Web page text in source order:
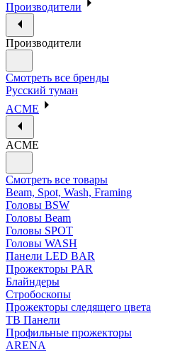
Производители
Производители
Смотреть все бренды
Русский туман
ACME
ACME
Смотреть все товары
Beam, Spot, Wash, Framing
Головы BSW
Головы Beam
Головы SPOT
Головы WASH
Панели LED BAR
Прожекторы PAR
Блайндеры
Стробоскопы
Прожекторы следящего цвета
ТВ Панели
Профильные прожекторы
ARENA